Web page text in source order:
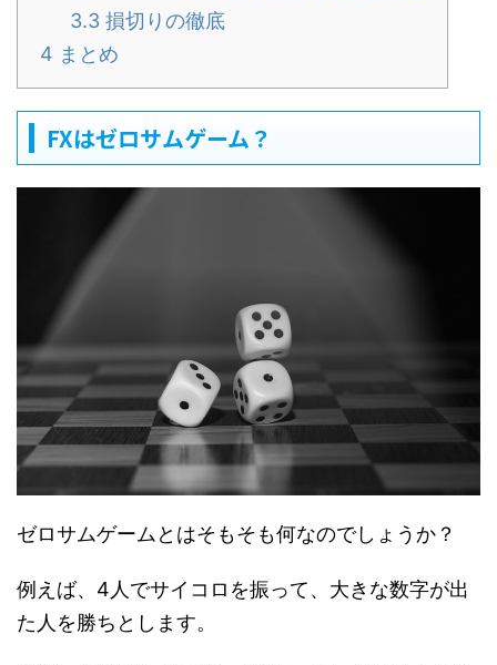
3.3 損切りの徹底
4 まとめ
FXはゼロサムゲーム？
ゼロサムゲームとはそもそも何なのでしょうか？
例えば、4人でサイコロを振って、大きな数字が出
た人を勝ちとします。